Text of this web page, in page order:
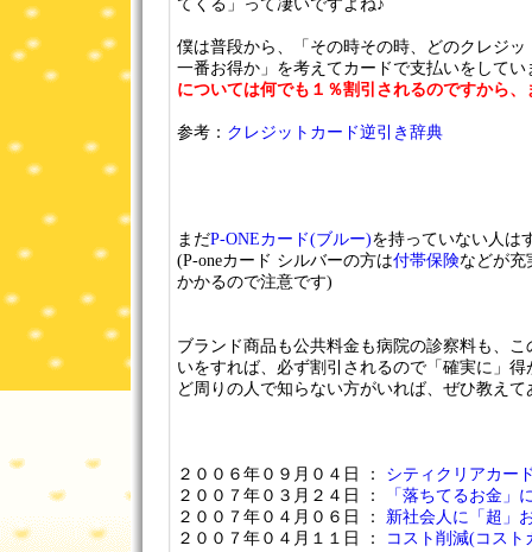
てくる」って凄いですよね♪
僕は普段から、「その時その時、どのクレジ
一番お得か」を考えてカードで支払いをしてい
については何でも１％割引されるのですから、
参考： クレジットカード逆引き辞典
まだP-ONEカード(ブルー)を持っていない人は
(P-oneカード シルバーの方は付帯保険などが充
かかるので注意です)
ブランド商品も公共料金も病院の診察料も、
いをすれば、必ず割引されるので「確実に」
ど周りの人で知らない方がいれば、ぜひ教え
２００６年０９月０４日 ： シティクリアカー
２００７年０３月２４日 ：
「落ちてるお金」
２００７年０４月０６日 ： 新社会人に「超」
２００７年０４月１１日 ：
コスト削減(コスト